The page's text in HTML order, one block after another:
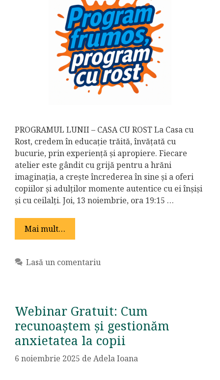
PROGRAMUL LUNII – CASA CU ROST La Casa cu
Rost, credem în educație trăită, învățată cu
bucurie, prin experiență și apropiere. Fiecare
atelier este gândit cu grijă pentru a hrăni
imaginația, a crește încrederea în sine și a oferi
copiilor și adulților momente autentice cu ei înșiși
și cu ceilalți. Joi, 13 noiembrie, ora 19:15 …
Mai mult…
Lasă un comentariu
Webinar Gratuit: Cum
recunoaștem și gestionăm
anxietatea la copii
6 noiembrie 2025 de Adela Ioana